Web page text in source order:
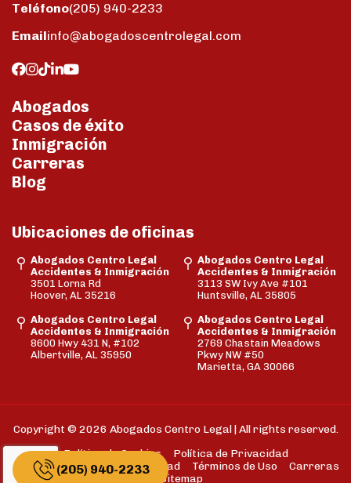
(205) 940-2233
Teléfono(205) 940-2233
Emailinfo@abogadoscentrolegal.com
Abogados
Casos de éxito
Inmigración
Carreras
Blog
Ubicaciones de oficinas
Abogados Centro Legal
Accidentes & Inmigración
3501 Lorna Rd
Hoover, AL 35216
Abogados Centro Legal
Accidentes & Inmigración
3113 SW Ivy Ave #101
Huntsville, AL 35805
Abogados Centro Legal
Accidentes & Inmigración
8600 Hwy 431 N, #102
Albertville, AL 35950
Abogados Centro Legal
Accidentes & Inmigración
2769 Chastain Meadows
Pkwy NW #50
Marietta, GA 30066
Copyright © 2026 Abogados Centro Legal | All rights reserved.
Política de Cookies
Política de Privacidad
Descargo de Responsabilidad
Términos de Uso
Carreras
Sitemap